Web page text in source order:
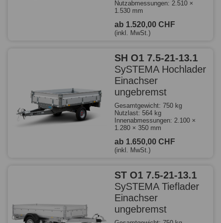
Nutzabmessungen: 2.510 ×
1.530 mm
ab 1.520,00 CHF
(inkl. MwSt.)
SH O1 7.5-21-13.1
SySTEMA Hochlader
Einachser
ungebremst
Gesamtgewicht: 750 kg
Nutzlast: 564 kg
Innenabmessungen: 2.100 ×
1.280 × 350 mm
ab 1.650,00 CHF
(inkl. MwSt.)
ST O1 7.5-21-13.1
SySTEMA Tieflader
Einachser
ungebremst